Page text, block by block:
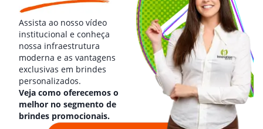
Assista ao nosso vídeo
institucional e conheça
nossa infraestrutura
moderna e as vantagens
exclusivas em brindes
personalizados.
Veja como oferecemos o
melhor no segmento de
brindes promocionais.